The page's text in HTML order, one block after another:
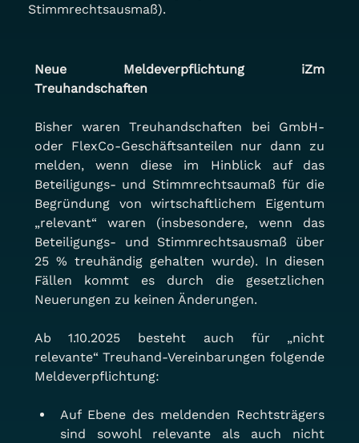
Stimmrechtsausmaß).
Neue Meldeverpflichtung iZm
Treuhandschaften
Bisher waren Treuhandschaften bei GmbH-
oder FlexCo-Geschäftsanteilen nur dann zu
melden, wenn diese im Hinblick auf das
Beteiligungs- und Stimmrechtsaumaß für die
Begründung von wirtschaftlichem Eigentum
„relevant“ waren (insbesondere, wenn das
Beteiligungs- und Stimmrechtsausmaß über
25 % treuhändig gehalten wurde). In diesen
Fällen kommt es durch die gesetzlichen
Neuerungen zu keinen Änderungen.
Ab 1.10.2025 besteht auch für „nicht
relevante“ Treuhand-Vereinbarungen folgende
Meldeverpflichtung:
Auf Ebene des meldenden Rechtsträgers
sind sowohl relevante als auch nicht